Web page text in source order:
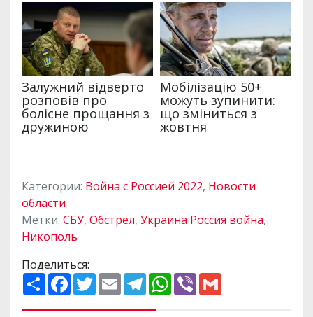
Категории: Война с Россией 2022, Новости
области
Метки: СБУ, Обстрел, Украина Россия война,
Никополь
Поделиться:
П
о
и
F
a
e
T
w
t
E
m
i
T
e
e
W
h
V